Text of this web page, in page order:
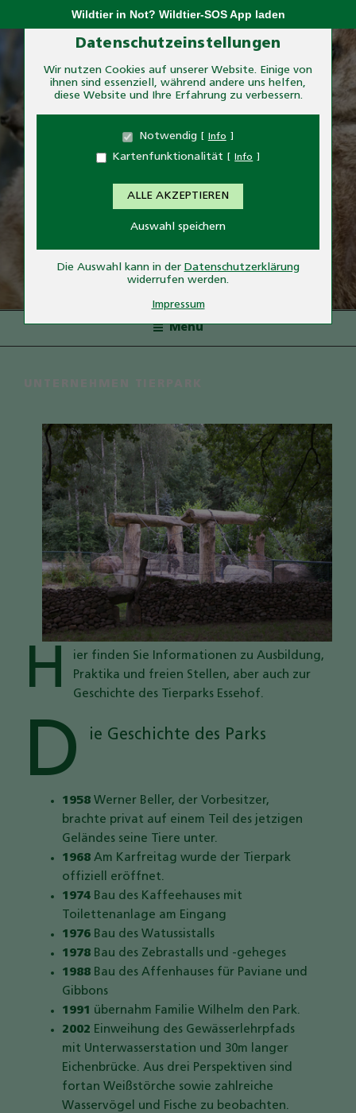
Inhalt
TIERPARK ESSEHOF
Menü
H
ier finden Sie Informationen zu Ausbildung,
Praktika und freien Stellen, aber auch zur
Geschichte des Tierparks Essehof.
D ie Geschichte des Parks
1958 Werner Beller, der Vorbesitzer,
brachte privat auf einem Teil des jetzigen
Geländes seine Tiere unter.
1968 Am Karfreitag wurde der Tierpark
offiziell eröffnet.
1974 Bau des Kaffeehauses mit
Toilettenanlage am Eingang
1976 Bau des Watussistalls
1978 Bau des Zebrastalls und -geheges
1988 Bau des Affenhauses für Paviane und
Gibbons
1991
übernahm Familie Wilhelm den Park.
2002 Einweihung des Gewässerlehrpfads
mit Unterwasserstation und 30m langer
Eichenbrücke. Aus drei Perspektiven sind
fortan Weißstörche sowie zahlreiche
Wasservögel und Fische zu beobachten.
Wildtier in Not? Wildtier-SOS App laden
Zum Betrieb der Seite notwendige Cookies:
Name
PHP Session Cookie
Schutz
Cookie Name
PHPSESSID
Entscheidungscookie
Zweck
Speichert die Einstellungen der Besucher
bezüglich der Speicherung von Cookies.
Anbieter
Google LLC
Zweck
Darstellung einer Karte durch den
GoogleMAps Dienst.
Cookie Name
_ga,_gid
Cookie Laufzeit
2 Jahre
Infos schließen
Datenschutzeinstellungen
Wir nutzen Cookies auf unserer Website. Einige von
ihnen sind essenziell, während andere uns helfen,
diese Website und Ihre Erfahrung zu verbessern.
Notwendig Info
Kartenfunktionalität Info
ALLE AKZEPTIEREN
Auswahl speichern
Die Auswahl kann in der Datenschutzerklärung
widerrufen werden.
Impressum